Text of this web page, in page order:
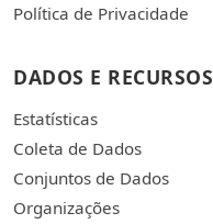
Política de Privacidade
DADOS E RECURSOS
Estatísticas
Coleta de Dados
Conjuntos de Dados
Organizações